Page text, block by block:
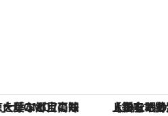
名入れギフトまで。大人のための「ReFa GINZA」クルーズ